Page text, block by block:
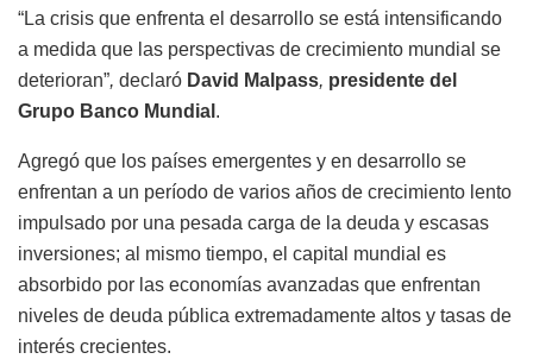
“La crisis que enfrenta el desarrollo se está intensificando
a medida que las perspectivas de crecimiento mundial se
deterioran”, declaró David Malpass, presidente del
Grupo Banco Mundial .
Agregó que los países emergentes y en desarrollo se
enfrentan a un período de varios años de crecimiento lento
impulsado por una pesada carga de la deuda y escasas
inversiones; al mismo tiempo, el capital mundial es
absorbido por las economías avanzadas que enfrentan
niveles de deuda pública extremadamente altos y tasas de
interés crecientes.